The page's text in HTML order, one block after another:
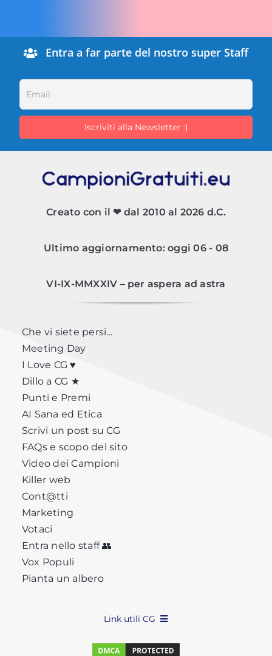
Entra a far parte del nostro super Staff
Creato con il ❤ dal 2010 al 2026 d.C.
Ultimo aggiornamento: oggi 06 - 08
VI-IX-MMXXIV – per aspera ad astra
Che vi siete persi…
Meeting Day
I Love CG ♥
Dillo a CG ★
Punti e Premi
AI Sana ed Etica
Scrivi un post su CG
FAQs e scopo del sito
Video dei Campioni
Killer web
Cont@tti
Marketing
Votaci
Entra nello staff 👥
Vox Populi
Pianta un albero
Link utili CG
Privacy